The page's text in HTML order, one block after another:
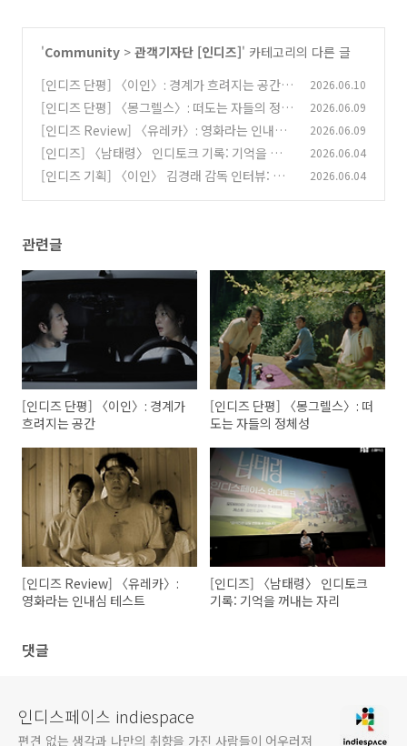
'Community > 관객기자단 [인디즈]' 카테고리의 다른 글
[인디즈 단평] 〈이인〉: 경계가 흐려지는 공간
(0)
2026.06.10
[인디즈 단평] 〈몽그렐스〉: 떠도는 자들의 정체
성
(0)
2026.06.09
[인디즈 Review] 〈유레카〉: 영화라는 인내심
테스트 (0)
2026.06.09
[인디즈] 〈남태령〉 인디토크 기록: 기억을 꺼내
는 자리 (0)
2026.06.04
[인디즈 기획] 〈이인〉 김경래 감독 인터뷰: 지
2026.06.04
관련글
[인디즈 단평] 〈이인〉: 경계가
흐려지는 공간
[인디즈 단평] 〈몽그렐스〉: 떠
도는 자들의 정체성
[인디즈 Review] 〈유레카〉:
영화라는 인내심 테스트
[인디즈] 〈남태령〉 인디토크
기록: 기억을 꺼내는 자리
댓글
인디스페이스 indiespace
편견 없는 생각과 나만의 취향을 가진 사람들이 어우러져